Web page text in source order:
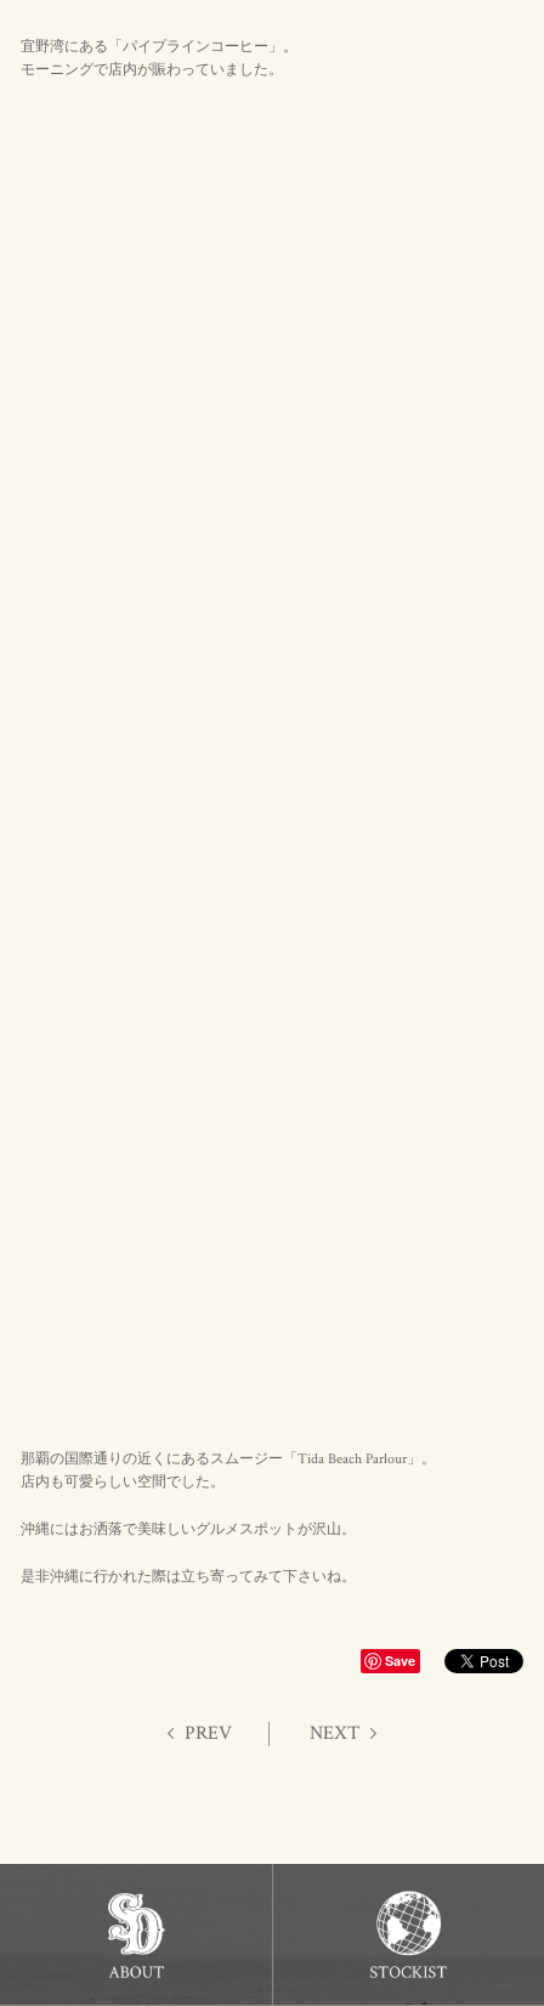
宜野湾にある「パイプラインコーヒー」。
モーニングで店内が賑わっていました。
那覇の国際通りの近くにあるスムージー「Tida Beach Parlour」。
店内も可愛らしい空間でした。
沖縄にはお洒落で美味しいグルメスポットが沢山。
是非沖縄に行かれた際は立ち寄ってみて下さいね。
Save
PREV NEXT